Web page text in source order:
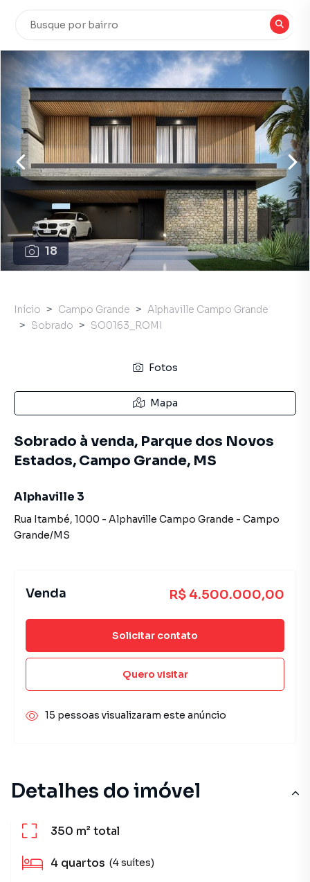
18
Detalhes do imóvel
350 m²total
4 quartos (4 suítes)
Início Campo Grande
Alphaville Campo Grande
Sobrado
SO0163_ROMI
Fotos
Mapa
Sobrado à venda, Parque dos Novos
Estados, Campo Grande, MS
Alphaville 3
Rua Itambé, 1000 - Alphaville Campo Grande - Campo
Grande/MS
Venda R$ 4.500.000,00
Solicitar contato
Quero visitar
15 pessoas visualizaram este anúncio